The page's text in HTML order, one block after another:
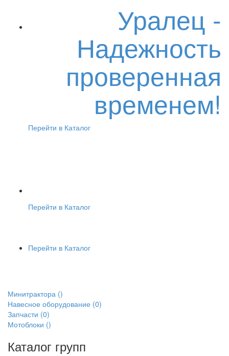
Уралец -
Надежность
проверенная
временем!
Перейти в Каталог
Перейти в Каталог
Перейти в Каталог
Минитрактора ()
Навесное оборудование (0)
Запчасти (0)
Мотоблоки ()
Каталог групп